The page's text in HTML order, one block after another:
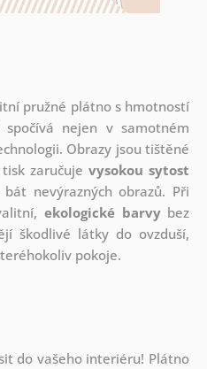
pružné plátno s hmotností
nejen v samotném
Obrazy jsou tištěné
zaručuje vysokou sytost
nevýrazných obrazů. Při
ekologické barvybez
škodlivé látky do ovzduší,
pokoje.
do vašeho interiéru! Plátno